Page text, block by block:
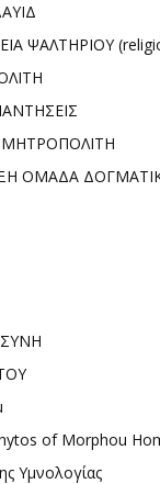
ΨΑΛΤΗΡΙΟΥ
ΜΗΤΡΟΠΟΛΙΤΗ
ΟΜΑΔΑ
of Morphou
Υμνολογίας